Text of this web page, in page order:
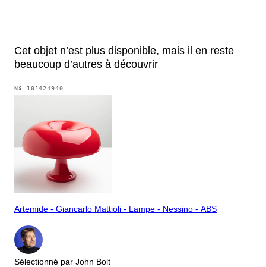
Cet objet n’est plus disponible, mais il en reste
beaucoup d’autres à découvrir
Nº 101424940
Artemide - Giancarlo Mattioli - Lampe - Nessino - ABS
Sélectionné par John Bolt